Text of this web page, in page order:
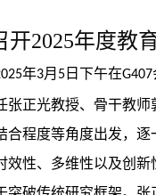
开2025年度教
年3月 5 日下午在G407
张正光教授、骨干教师
程度等角度出发，
性、多维性以及创